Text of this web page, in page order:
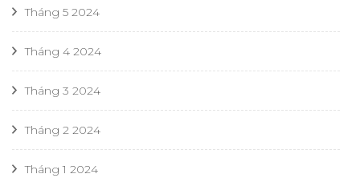
Tháng 5 2024
Tháng 4 2024
Tháng 3 2024
Tháng 2 2024
Tháng 1 2024